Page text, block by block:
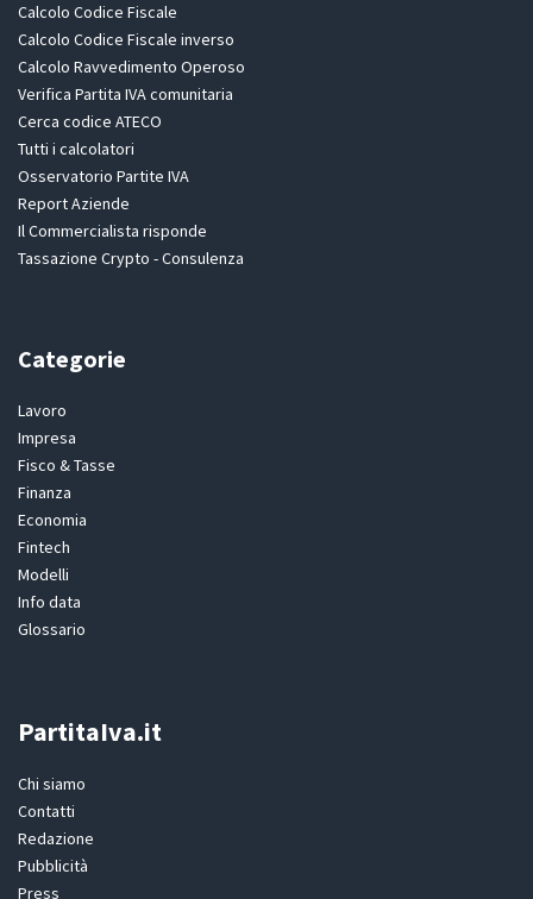
Calcolo Codice Fiscale
Calcolo Codice Fiscale inverso
Calcolo Ravvedimento Operoso
Verifica Partita IVA comunitaria
Cerca codice ATECO
Tutti i calcolatori
Osservatorio Partite IVA
Report Aziende
Il Commercialista risponde
Tassazione Crypto - Consulenza
Categorie
Lavoro
Impresa
Fisco & Tasse
Finanza
Economia
Fintech
Modelli
Info data
Glossario
PartitaIva.it
Chi siamo
Contatti
Redazione
Pubblicità
Press